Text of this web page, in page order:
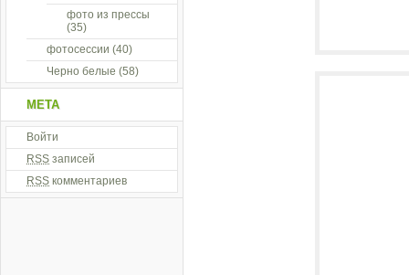
фото из прессы
(35)
фотосессии (40)
Черно белые (58)
МЕТА
Войти
RSS записей
RSS комментариев